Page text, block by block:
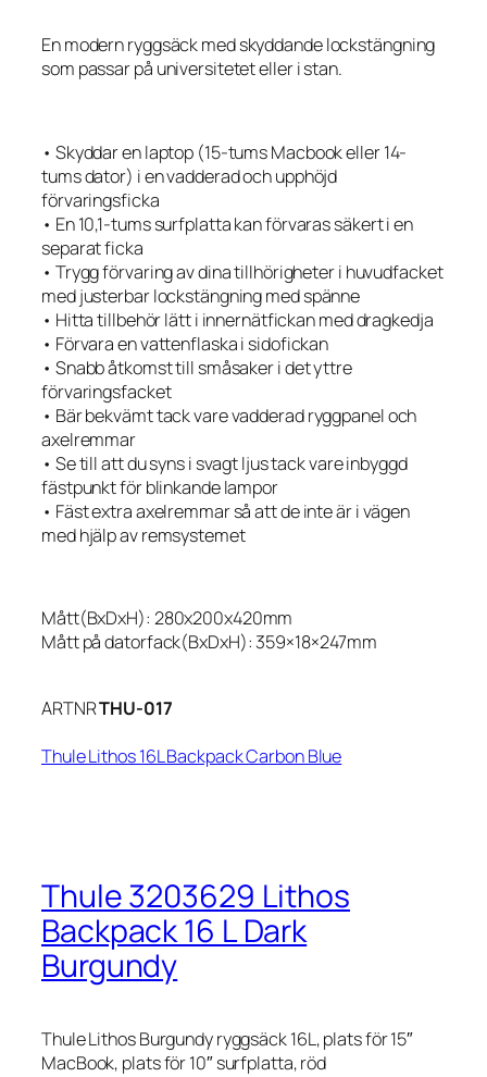
En modern ryggsäck med skyddande lockstängning
som passar på universitetet eller i stan.
• Skyddar en laptop (15-tums Macbook eller 14-
tums dator) i en vadderad och upphöjd
förvaringsficka
• En 10,1-tums surfplatta kan förvaras säkert i en
separat ficka
• Trygg förvaring av dina tillhörigheter i huvudfacket
med justerbar lockstängning med spänne
• Hitta tillbehör lätt i innernätfickan med dragkedja
• Förvara en vattenflaska i sidofickan
• Snabb åtkomst till småsaker i det yttre
förvaringsfacket
• Bär bekvämt tack vare vadderad ryggpanel och
axelremmar
• Se till att du syns i svagt ljus tack vare inbyggd
fästpunkt för blinkande lampor
• Fäst extra axelremmar så att de inte är i vägen
med hjälp av remsystemet
Mått(BxDxH): 280x200x420mm
Mått på datorfack(BxDxH): 359×18×247mm
ARTNRTHU-017
Thule Lithos 16L Backpack Carbon Blue
Thule 3203629 Lithos
Backpack 16 L Dark
Burgundy
Thule Lithos Burgundy ryggsäck 16L, plats för 15″
MacBook, plats för 10″ surfplatta, röd